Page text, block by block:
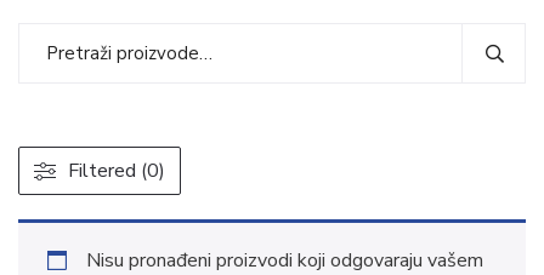
Nisu pronađeni proizvodi koji odgovaraju vašem
Filtered (0)